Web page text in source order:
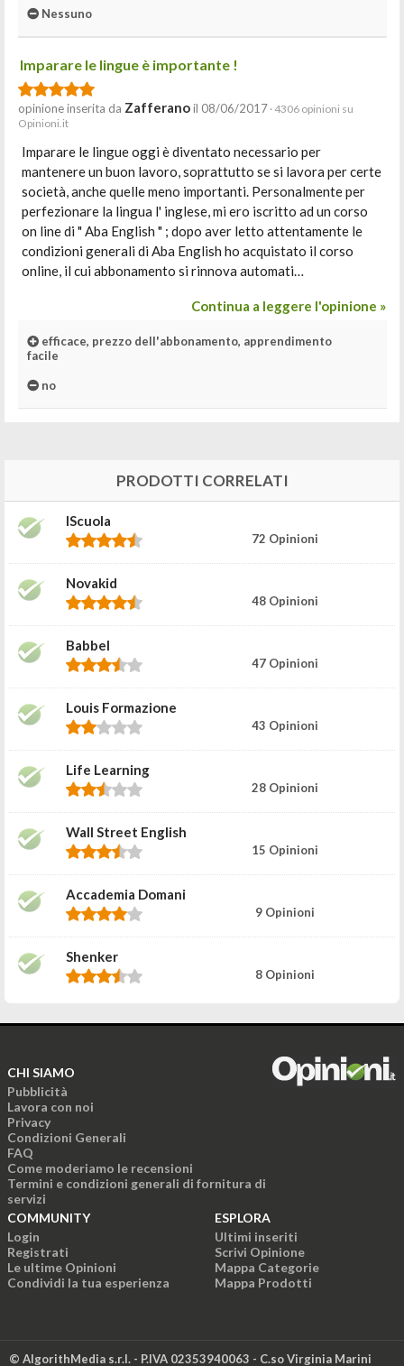
Nessuno
Imparare le lingue è importante !
opinione inserita da Zafferanoil 08/06/2017 · 4306 opinioni su
Opinioni.it
Imparare le lingue oggi è diventato necessario per
mantenere un buon lavoro, soprattutto se si lavora per certe
società, anche quelle meno importanti. Personalmente per
perfezionare la lingua l' inglese, mi ero iscritto ad un corso
on line di " Aba English " ; dopo aver letto attentamente le
condizioni generali di Aba English ho acquistato il corso
online, il cui abbonamento si rinnova automati…
Continua a leggere l'opinione »
efficace, prezzo dell'abbonamento, apprendimento
facile
no
PRODOTTI CORRELATI
IScuola
72 Opinioni
Novakid
48 Opinioni
Babbel
47 Opinioni
Louis Formazione
43 Opinioni
Life Learning
28 Opinioni
Wall Street English
15 Opinioni
Accademia Domani
9 Opinioni
Shenker
8 Opinioni
CHI SIAMO
Pubblicità
Lavora con noi
Privacy
Condizioni Generali
FAQ
Come moderiamo le recensioni
Termini e condizioni generali di fornitura di
servizi
COMMUNITY
Login
Registrati
Le ultime Opinioni
Condividi la tua esperienza
ESPLORA
Ultimi inseriti
Scrivi Opinione
Mappa Categorie
Mappa Prodotti
© AlgorithMedia s.r.l. - P.IVA 02353940063 - C.so Virginia Marini